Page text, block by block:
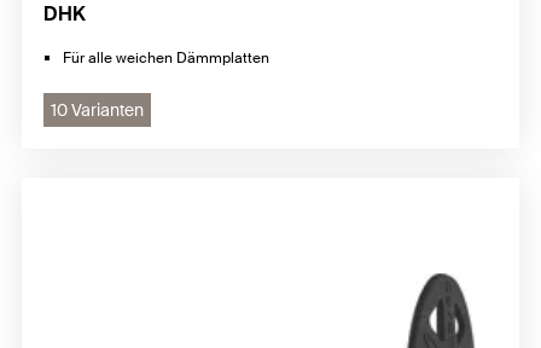
DHK
Für alle weichen Dämmplatten
10 Varianten